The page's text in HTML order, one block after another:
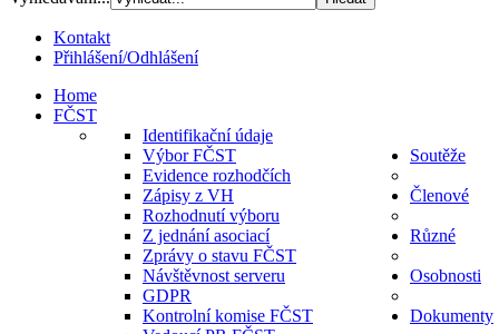
Kontakt
Přihlášení/Odhlášení
Home
FČST
Identifikační údaje
Výbor FČST
Evidence rozhodčích
Zápisy z VH
Rozhodnutí výboru
Z jednání asociací
Zprávy o stavu FČST
Návštěvnost serveru
GDPR
Kontrolní komise FČST
Soutěže
Členové
Různé
Osobnosti
Dokumenty